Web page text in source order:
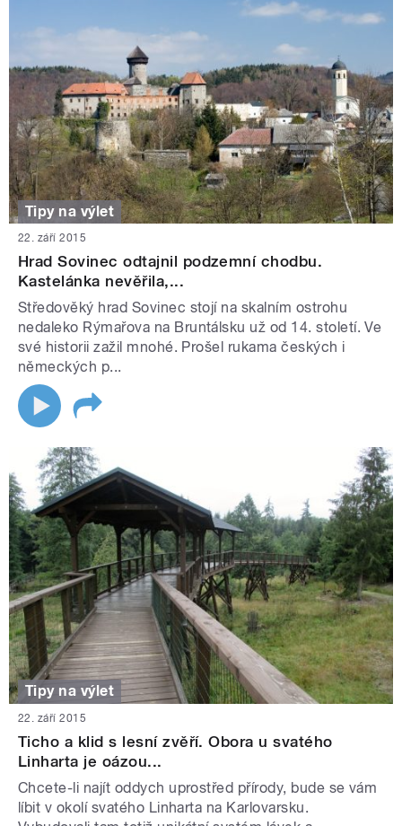
Tipy na výlet
22. září 2015
Hrad Sovinec odtajnil podzemní chodbu.
Kastelánka nevěřila,...
Středověký hrad Sovinec stojí na skalním ostrohu
nedaleko Rýmařova na Bruntálsku už od 14. století. Ve
své historii zažil mnohé. Prošel rukama českých i
německých p...
Tipy na výlet
22. září 2015
Ticho a klid s lesní zvěří. Obora u svatého
Linharta je oázou...
Chcete-li najít oddych uprostřed přírody, bude se vám
líbit v okolí svatého Linharta na Karlovarsku.